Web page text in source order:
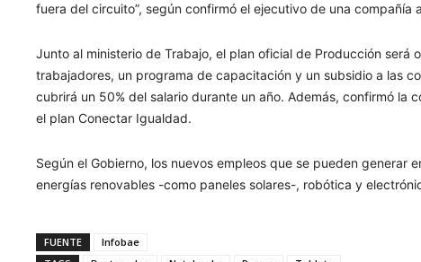
fuera del circuito”, según confirmó el ejecutivo de una compañía
Junto al ministerio de Trabajo, el plan oficial de Producción será
trabajadores, un programa de capacitación y un subsidio a las
cubrirá un 50% del salario durante un año. Además, confirmó
el plan Conectar Igualdad.
Según el Gobierno, los nuevos empleos que se pueden generar
energías renovables -como paneles solares-, robótica y
FUENTE
Infobae